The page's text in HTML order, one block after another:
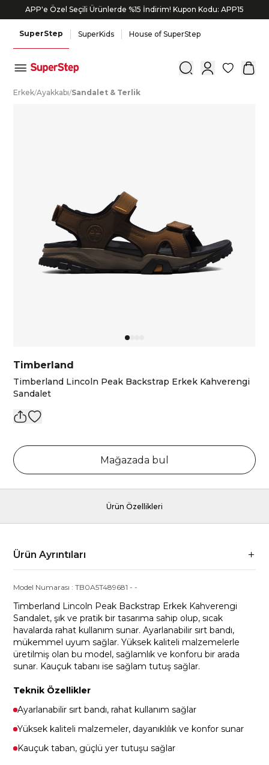
APP'e Özel Seçili Ürünlerde %15 İndirim! Kupon Kodu: APP15
SuperStep SuperKids House of SuperStep
0
Erkek/Ayakkabı/Sandalet & Terlik
Timberland
Timberland Lincoln Peak Backstrap Erkek Kahverengi
Sandalet
Mağazada bul
Ürün Özellikleri
Ürün Ayrıntıları
Model Numarası :TB0A5T489681 --
Timberland Lincoln Peak Backstrap Erkek Kahverengi
Sandalet, şık ve pratik bir tasarıma sahip olup, sıcak
havalarda rahat kullanım sunar. Ayarlanabilir sırt bandı,
mükemmel uyum sağlar. Yüksek kaliteli malzemelerle
üretilmiş olan bu model, sağlamlık ve konforu bir arada
sunar. Kauçuk tabanı ise sağlam tutuş sağlar.
Teknik Özellikler
Ayarlanabilir sırt bandı, rahat kullanım sağlar
Yüksek kaliteli malzemeler, dayanıklılık ve konfor sunar
Kauçuk taban, güçlü yer tutuşu sağlar